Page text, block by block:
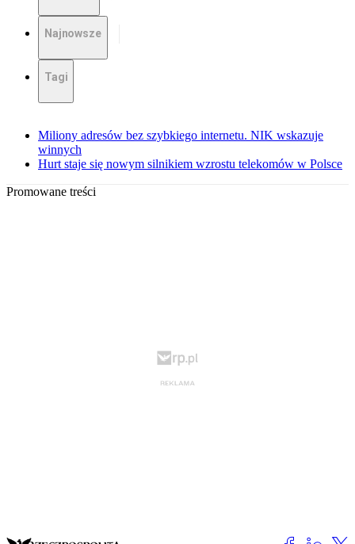
Najnowsze
Tagi
Miliony adresów bez szybkiego internetu. NIK wskazuje
winnych
Hurt staje się nowym silnikiem wzrostu telekomów w Polsce
Promowane treści